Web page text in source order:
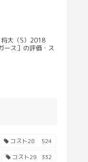
将大（S）2018
ース］の評価・ス
コスト28
524
コスト29
332